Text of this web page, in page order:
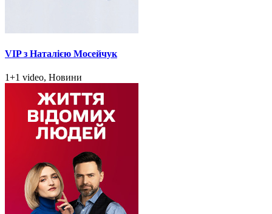
VIP з Наталією Мосейчук
1+1 video, Новини